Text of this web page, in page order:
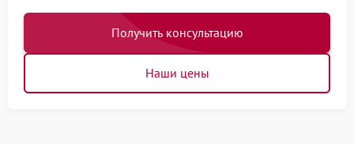
Получить консультацию
Наши цены